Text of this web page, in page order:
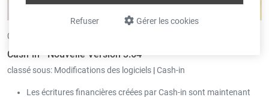
Gérer les cookies
Refuser
05/06/2025 •
Cash-in - Nouvelle Version 3.64
classé sous: Modifications des logiciels |Cash-in
Les écritures financières créées par Cash-in sont maintenant